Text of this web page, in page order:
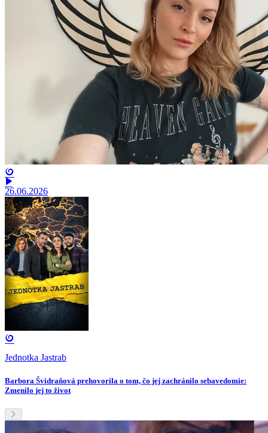
26.06.2026
Jednotka Jastrab
Barbora Švidraňová prehovorila o tom, čo jej zachránilo sebavedomie:
Zmenilo jej to život